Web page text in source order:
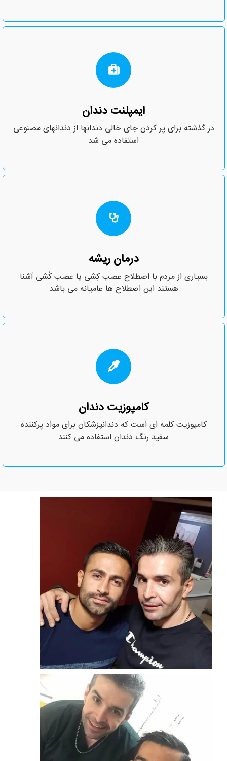
ایمپلنت دندان
در گذشته برای پر کردن جای خالی دندانها از دندانهای مصنوعی
استفاده می شد
درمان ریشه
بسیاری از مردم با اصطلاح عصب کِشی یا عصب کُشی آشنا
هستند این اصطلاح ها عامیانه می باشد
کامپوزیت دندان
کامپوزیت کلمه ای است که دندانپزشکان برای مواد پرکننده
سفید رنگ دندان استفاده می کنند
امید ابراهیمی